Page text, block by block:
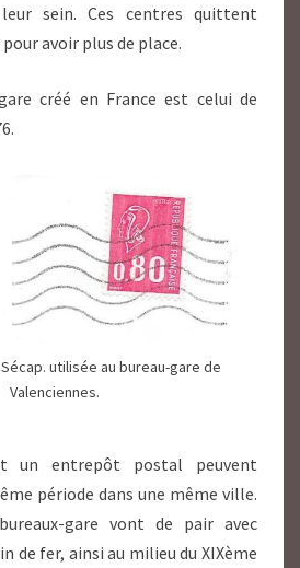
sein. Ces centres quittent
avoir plus de place.
créé en France est celui de
utilisée au bureau-gare de
Valenciennes.
un entrepôt postal peuvent
période dans une même ville.
gare vont de pair avec
de fer, ainsi au milieu du XIXème